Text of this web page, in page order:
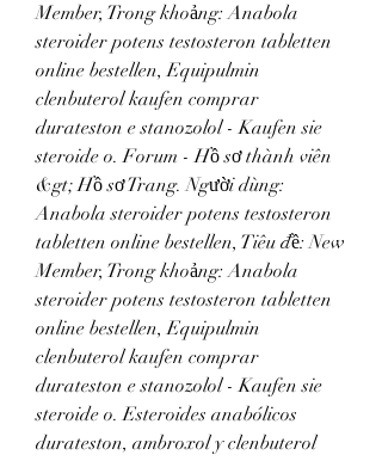
Member, Trong khoảng: Anabola
steroider potens testosteron tabletten
online bestellen, Equipulmin
clenbuterol kaufen comprar
durateston e stanozolol - Kaufen sie
steroide o. Forum - Hồ sơ thành viên
&gt; Hồ sơ Trang. Người dùng:
Anabola steroider potens testosteron
tabletten online bestellen, Tiêu đề: New
Member, Trong khoảng: Anabola
steroider potens testosteron tabletten
online bestellen, Equipulmin
clenbuterol kaufen comprar
durateston e stanozolol - Kaufen sie
steroide o. Esteroides anabólicos
durateston, ambroxol y clenbuterol